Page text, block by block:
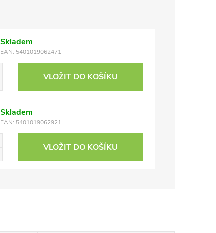
Skladem
EAN: 5401019062471
VLOŽIT DO KOŠÍKU
Skladem
EAN: 5401019062921
VLOŽIT DO KOŠÍKU